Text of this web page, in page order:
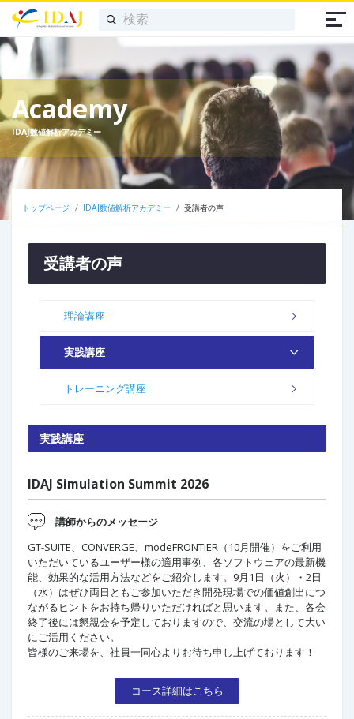
Academy
IDAJ数値解析アカデミー
トップページ IDAJ数値解析アカデミー 受講者の声
受講者の声
理論講座
実践講座
トレーニング講座
実践講座
IDAJ Simulation Summit 2026
講師からのメッセージ
GT-SUITE、CONVERGE、modeFRONTIER（10月開催）をご利用
いただいているユーザー様の適用事例、各ソフトウェアの最新機
能、効果的な活用方法などをご紹介します。9月1日（火）・2日
（水）はぜひ両日ともご参加いただき開発現場での価値創出につ
ながるヒントをお持ち帰りいただければと思います。また、各会
終了後には懇親会を予定しておりますので、交流の場として大い
にご活用ください。
皆様のご来場を、社員一同心よりお待ち申し上げております！
コース詳細はこちら